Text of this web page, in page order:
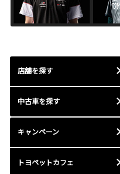
店舗を探す
中古車を探す
キャンペーン
トヨペットカフェ